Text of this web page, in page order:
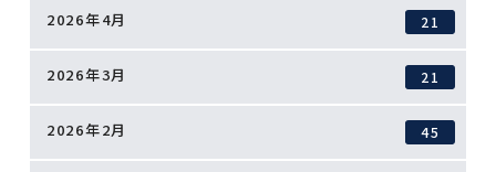
2026年4月 21
2026年3月 21
2026年2月 45